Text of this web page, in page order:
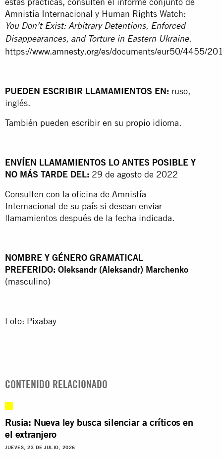
Amnistía Internacional y Human Rights Watch:
You Don’t Exist: Arbitrary Detentions, Enforced
Disappearances, and Torture in Eastern Ukraine,
https://www.amnesty.org/es/documents/eur50/4455/
PUEDEN ESCRIBIR LLAMAMIENTOS EN: ruso,
inglés.
También pueden escribir en su propio idioma.
ENVÍEN LLAMAMIENTOS LO ANTES POSIBLE Y
NO MÁS TARDE DEL: 29 de agosto de 2022
Consulten con la oficina de Amnistía
Internacional de su país si desean enviar
llamamientos después de la fecha indicada.
NOMBRE Y GÉNERO GRAMATICAL
PREFERIDO: Oleksandr (Aleksandr) Marchenko
(masculino)
Foto: Pixabay
CONTENIDO RELACIONADO
Rusia: Nueva ley busca silenciar a críticos en
el extranjero
JUEVES, 23 DE JULIO, 2026